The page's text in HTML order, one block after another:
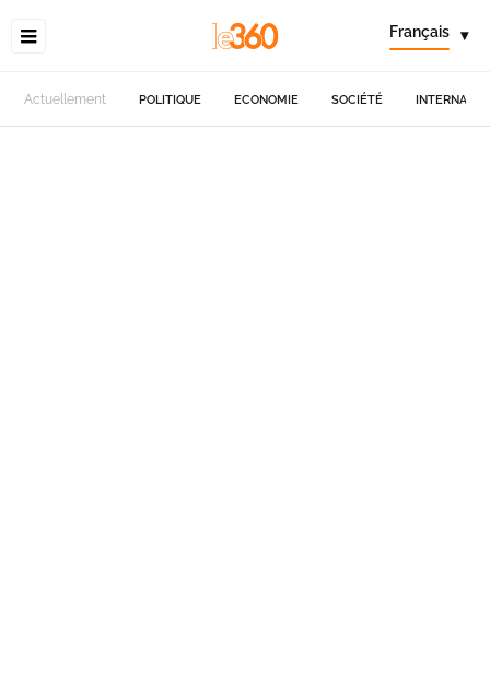
Français ▾
Actuellement POLITIQUE ECONOMIE SOCIÉTÉ